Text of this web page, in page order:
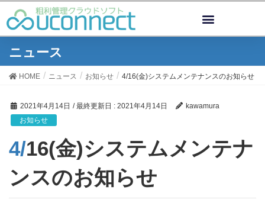
ニュース
HOME ニュース お知らせ 4/16(金)システムメンテナンスのお知らせ
2021年4月14日 / 最終更新日 : 2021年4月14日
kawamura
お知らせ
4/16(金)システムメンテナ
ンスのお知らせ